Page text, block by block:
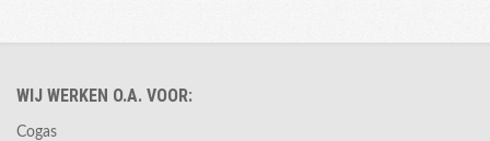
WIJ WERKEN O.A. VOOR:
Cogas